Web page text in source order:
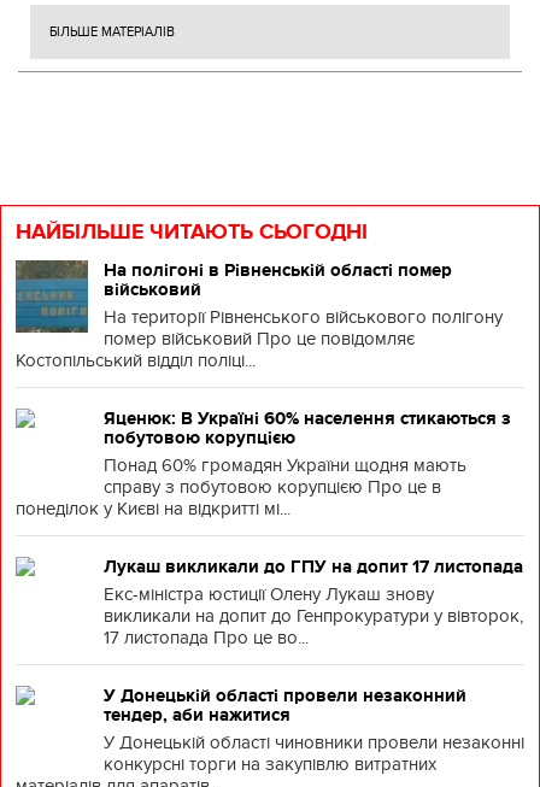
БІЛЬШЕ МАТЕРІАЛІВ
НАЙБІЛЬШЕ ЧИТАЮТЬ СЬОГОДНІ
На полігоні в Рівненській області помер
військовий
На території Рівненського військового полігону
помер військовий Про це повідомляє
Костопільський відділ поліці...
Яценюк: В Україні 60% населення стикаються з
побутовою корупцією
Понад 60% громадян України щодня мають
справу з побутовою корупцією Про це в
понеділок у Києві на відкритті мі...
Лукаш викликали до ГПУ на допит 17 листопада
Екс-міністра юстиції Олену Лукаш знову
викликали на допит до Генпрокуратури у вівторок,
17 листопада Про це во...
У Донецькій області провели незаконний
тендер, аби нажитися
У Донецькій області чиновники провели незаконні
конкурсні торги на закупівлю витратних